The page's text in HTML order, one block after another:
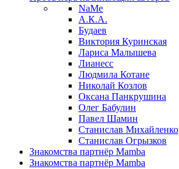
NaMe
А.К.А.
Будаев
Виктория Куринская
Лариса Малышева
Лианесс
Людмила Котане
Николай Козлов
Оксана Панкрушина
Олег Бабулин
Павел Шамин
Станислав Михайленко
Станислав Огрызков
Знакомства партнёр Mamba
Знакомства партнёр Mamba